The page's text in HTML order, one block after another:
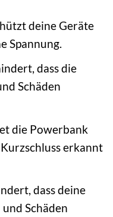
deine Geräte
Spannung.
dass die
Schäden
die Powerbank
erkannt
dass deine
Schäden